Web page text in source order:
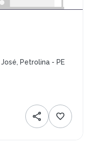
Petrolina - PE